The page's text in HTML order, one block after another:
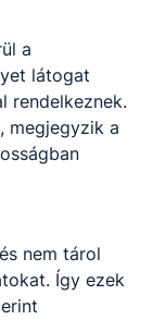
amely
A pincér-
szerint ételt
kínál,
készít
logisztika,
A
a
látogat
rendelkeznek.
megjegyzik a
nem tárol
Így ezek